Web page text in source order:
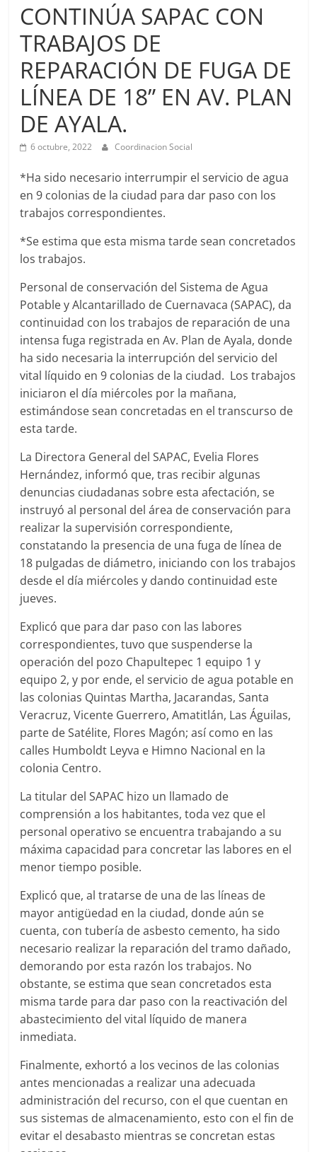
Potable
Alcantarillado
del
Municipio
de
Cuernavaca
CONTINÚA SAPAC CON
TRABAJOS DE
REPARACIÓN DE FUGA DE
LÍNEA DE 18” EN AV. PLAN
DE AYALA.
6 octubre, 2022 Coordinacion Social
*Ha sido necesario interrumpir el servicio de agua
en 9 colonias de la ciudad para dar paso con los
trabajos correspondientes.
*Se estima que esta misma tarde sean concretados
los trabajos.
Personal de conservación del Sistema de Agua
Potable y Alcantarillado de Cuernavaca (SAPAC), da
continuidad con los trabajos de reparación de una
intensa fuga registrada en Av. Plan de Ayala, donde
ha sido necesaria la interrupción del servicio del
vital líquido en 9 colonias de la ciudad. Los trabajos
iniciaron el día miércoles por la mañana,
estimándose sean concretadas en el transcurso de
esta tarde.
La Directora General del SAPAC, Evelia Flores
Hernández, informó que, tras recibir algunas
denuncias ciudadanas sobre esta afectación, se
instruyó al personal del área de conservación para
realizar la supervisión correspondiente,
constatando la presencia de una fuga de línea de
18 pulgadas de diámetro, iniciando con los trabajos
desde el día miércoles y dando continuidad este
jueves.
Explicó que para dar paso con las labores
correspondientes, tuvo que suspenderse la
operación del pozo Chapultepec 1 equipo 1 y
equipo 2, y por ende, el servicio de agua potable en
las colonias Quintas Martha, Jacarandas, Santa
Veracruz, Vicente Guerrero, Amatitlán, Las Águilas,
parte de Satélite, Flores Magón; así como en las
calles Humboldt Leyva e Himno Nacional en la
colonia Centro.
La titular del SAPAC hizo un llamado de
comprensión a los habitantes, toda vez que el
personal operativo se encuentra trabajando a su
máxima capacidad para concretar las labores en el
menor tiempo posible.
Explicó que, al tratarse de una de las líneas de
mayor antigüedad en la ciudad, donde aún se
cuenta, con tubería de asbesto cemento, ha sido
necesario realizar la reparación del tramo dañado,
demorando por esta razón los trabajos. No
obstante, se estima que sean concretados esta
misma tarde para dar paso con la reactivación del
abastecimiento del vital líquido de manera
inmediata.
Finalmente, exhortó a los vecinos de las colonias
antes mencionadas a realizar una adecuada
administración del recurso, con el que cuentan en
sus sistemas de almacenamiento, esto con el fin de
evitar el desabasto mientras se concretan estas